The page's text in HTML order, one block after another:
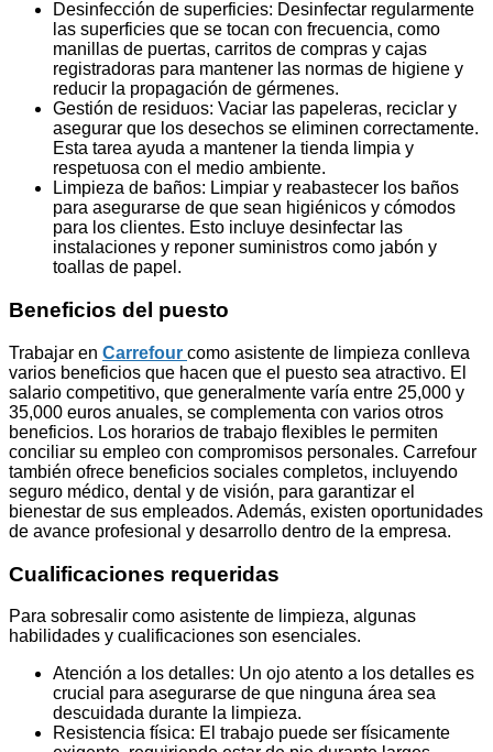
Desinfección de superficies: Desinfectar regularmente
las superficies que se tocan con frecuencia, como
manillas de puertas, carritos de compras y cajas
registradoras para mantener las normas de higiene y
reducir la propagación de gérmenes.
Gestión de residuos: Vaciar las papeleras, reciclar y
asegurar que los desechos se eliminen correctamente.
Esta tarea ayuda a mantener la tienda limpia y
respetuosa con el medio ambiente.
Limpieza de baños: Limpiar y reabastecer los baños
para asegurarse de que sean higiénicos y cómodos
para los clientes. Esto incluye desinfectar las
instalaciones y reponer suministros como jabón y
toallas de papel.
Beneficios del puesto
Trabajar en Carrefour como asistente de limpieza conlleva
varios beneficios que hacen que el puesto sea atractivo. El
salario competitivo, que generalmente varía entre 25,000 y
35,000 euros anuales, se complementa con varios otros
beneficios. Los horarios de trabajo flexibles le permiten
conciliar su empleo con compromisos personales. Carrefour
también ofrece beneficios sociales completos, incluyendo
seguro médico, dental y de visión, para garantizar el
bienestar de sus empleados. Además, existen oportunidades
de avance profesional y desarrollo dentro de la empresa.
Cualificaciones requeridas
Para sobresalir como asistente de limpieza, algunas
habilidades y cualificaciones son esenciales.
Atención a los detalles: Un ojo atento a los detalles es
crucial para asegurarse de que ninguna área sea
descuidada durante la limpieza.
Resistencia física: El trabajo puede ser físicamente